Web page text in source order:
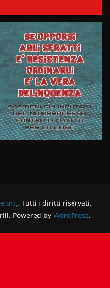
. Tutti i diritti riservati.
Powered by WordPress.